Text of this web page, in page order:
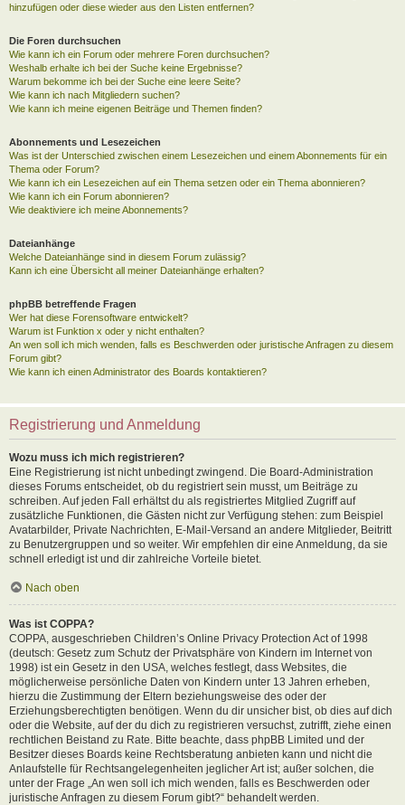
hinzufügen oder diese wieder aus den Listen entfernen?
Die Foren durchsuchen
Wie kann ich ein Forum oder mehrere Foren durchsuchen?
Weshalb erhalte ich bei der Suche keine Ergebnisse?
Warum bekomme ich bei der Suche eine leere Seite?
Wie kann ich nach Mitgliedern suchen?
Wie kann ich meine eigenen Beiträge und Themen finden?
Abonnements und Lesezeichen
Was ist der Unterschied zwischen einem Lesezeichen und einem Abonnements für ein
Thema oder Forum?
Wie kann ich ein Lesezeichen auf ein Thema setzen oder ein Thema abonnieren?
Wie kann ich ein Forum abonnieren?
Wie deaktiviere ich meine Abonnements?
Dateianhänge
Welche Dateianhänge sind in diesem Forum zulässig?
Kann ich eine Übersicht all meiner Dateianhänge erhalten?
phpBB betreffende Fragen
Wer hat diese Forensoftware entwickelt?
Warum ist Funktion x oder y nicht enthalten?
An wen soll ich mich wenden, falls es Beschwerden oder juristische Anfragen zu diesem
Forum gibt?
Wie kann ich einen Administrator des Boards kontaktieren?
Registrierung und Anmeldung
Wozu muss ich mich registrieren?
Eine Registrierung ist nicht unbedingt zwingend. Die Board-Administration
dieses Forums entscheidet, ob du registriert sein musst, um Beiträge zu
schreiben. Auf jeden Fall erhältst du als registriertes Mitglied Zugriff auf
zusätzliche Funktionen, die Gästen nicht zur Verfügung stehen: zum Beispiel
Avatarbilder, Private Nachrichten, E-Mail-Versand an andere Mitglieder, Beitritt
zu Benutzergruppen und so weiter. Wir empfehlen dir eine Anmeldung, da sie
schnell erledigt ist und dir zahlreiche Vorteile bietet.
Nach oben
Was ist COPPA?
COPPA, ausgeschrieben Children’s Online Privacy Protection Act of 1998
(deutsch: Gesetz zum Schutz der Privatsphäre von Kindern im Internet von
1998) ist ein Gesetz in den USA, welches festlegt, dass Websites, die
möglicherweise persönliche Daten von Kindern unter 13 Jahren erheben,
hierzu die Zustimmung der Eltern beziehungsweise des oder der
Erziehungsberechtigten benötigen. Wenn du dir unsicher bist, ob dies auf dich
oder die Website, auf der du dich zu registrieren versuchst, zutrifft, ziehe einen
rechtlichen Beistand zu Rate. Bitte beachte, dass phpBB Limited und der
Besitzer dieses Boards keine Rechtsberatung anbieten kann und nicht die
Anlaufstelle für Rechtsangelegenheiten jeglicher Art ist; außer solchen, die
unter der Frage „An wen soll ich mich wenden, falls es Beschwerden oder
juristische Anfragen zu diesem Forum gibt?“ behandelt werden.